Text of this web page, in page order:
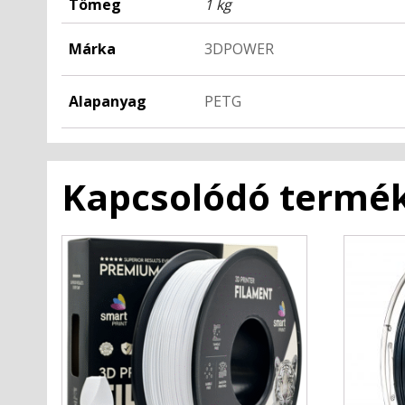
Tömeg 1 kg
Márka 3DPOWER
Alapanyag PETG
Kapcsolódó